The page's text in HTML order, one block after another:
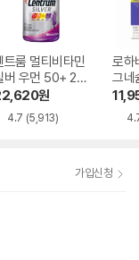
트룸 멀티비타민
버 우먼 50+ 27
원
4.7 (5,913)
로하
그네
정
가입신청